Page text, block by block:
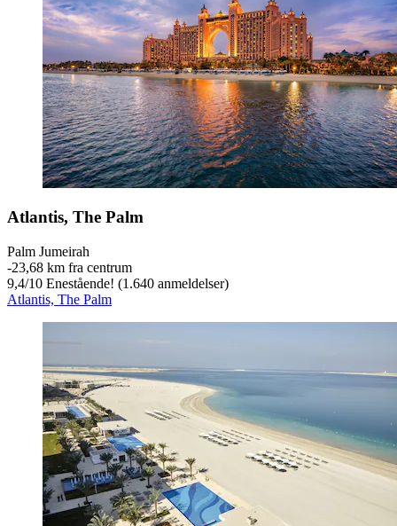
Atlantis, The Palm
Palm Jumeirah
‐23,68 km fra centrum
9,4/10 Enestående! (1.640 anmeldelser)
Atlantis, The Palm